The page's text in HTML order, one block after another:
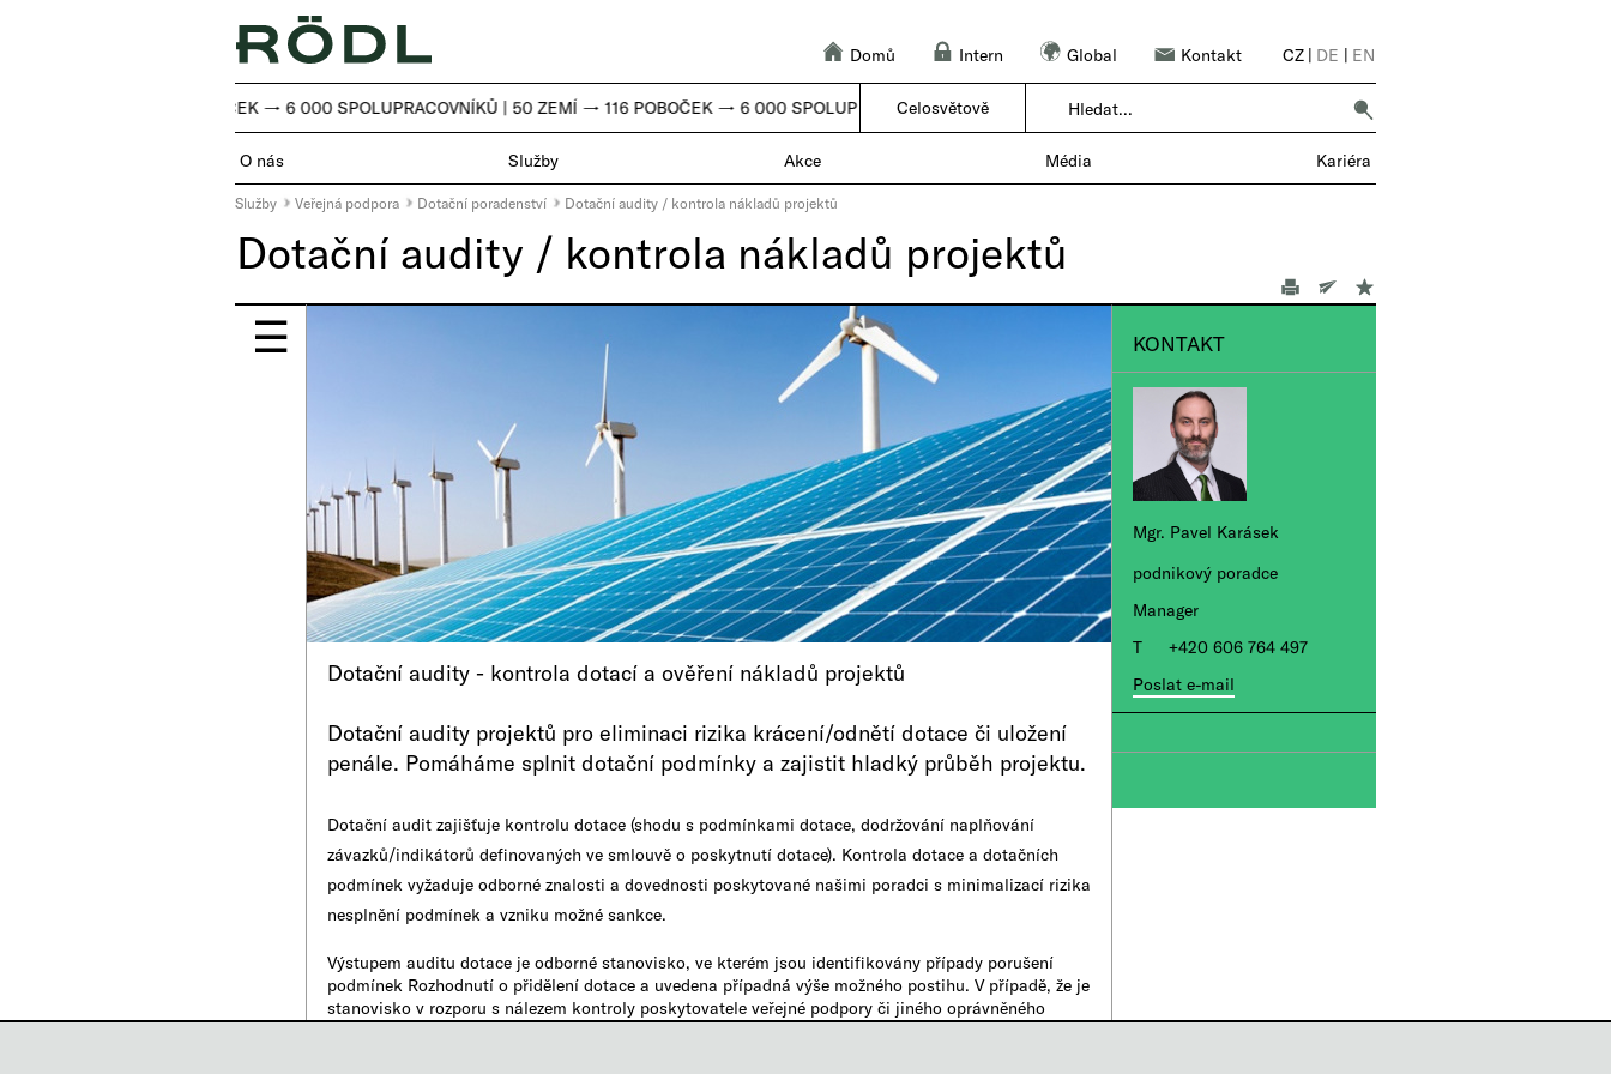
Domů Intern Global Kontakt CZ | DE | EN
50 ZEMÍ → 116 POBOČEK → 6 000 SPOLUPRACOVNÍKŮ | 50 ZEMÍ → 116 POBOČEK → 6 000 SPOLUPRACOVNÍKŮ |50 ZEMÍ → 116 POBOČEK → 6 000 SPOLUPRACOVNÍKŮ |
Celosvětově
O nás Služby Akce Média Kariéra
Služby Veřejná podpora Dotační poradenství Dotační audity / kontrola nákladů projektů
Dotační audity / kontrola nákladů projektů
Dotační audity - kontrola dotací a ověření nákladů projektů​
Dotační audity projektů pro eliminaci rizika krácení/odnětí dotace či uložení
penále. Pomáháme splnit dotační podmínky a zajistit hladký průběh projektu.​
Dotační audit zajišťuje kontrolu dotace (shodu s podmínkami dotace, dodržování naplňování
závazků/indikátorů definovaných ve smlouvě o poskytnutí dotace). Kontrola dotace a dotačních
podmínek vyžaduje odborné znalosti a dovednosti poskytované našimi poradci s minimalizací rizika
nesplnění podmínek a vzniku možné sankce.
Výstupem auditu dotace je odborné stanovisko, ve kterém jsou identifikovány případy porušení
podmínek Rozhodnutí o přidělení dotace a uvedena případná výše možného postihu. V případě, že je
stanovisko v rozporu s nálezem kontroly poskytovatele veřejné podpory či jiného oprávněného
KONTAKT
Mgr. Pavel Karásek
podnikový poradce
Manager
+420 606 764 497
Poslat e-mail